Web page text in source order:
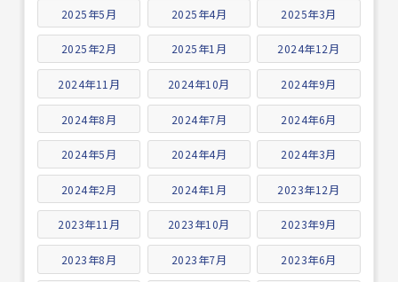
2025年5月 2025年4月 2025年3月
2025年2月 2025年1月 2024年12月
2024年11月 2024年10月 2024年9月
2024年8月 2024年7月 2024年6月
2024年5月 2024年4月 2024年3月
2024年2月 2024年1月 2023年12月
2023年11月 2023年10月 2023年9月
2023年8月 2023年7月 2023年6月